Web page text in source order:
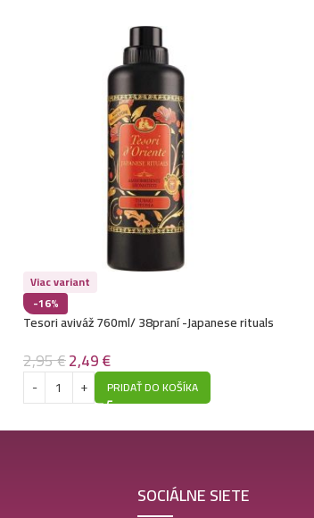
-16%
Viac variant
Tesori aviváž 760ml/ 38praní -Japanese rituals
2,95€2,49€
PRIDAŤ DO KOŠÍKA
SOCIÁLNE SIETE